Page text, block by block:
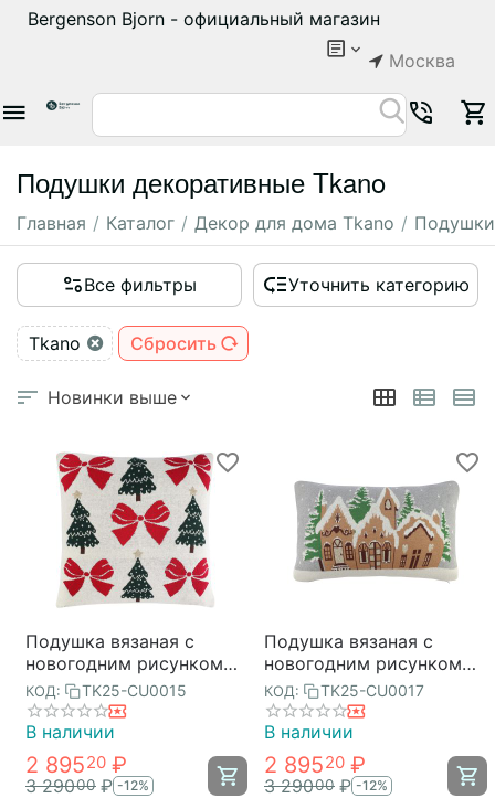
Bergenson Bjorn - официальный магазин
Москва
Подушки декоративные Tkano
Главная / Каталог / Декор для дома Tkano /
Все фильтры Уточнить категорию
Tkano Сбросить
Новинки выше
Подушка вязаная с
новогодним рисунком
Christmas Bows из
коллекции New Year
Essential, 45x45 см,
Tkano
КОД: TK25-CU0015
В наличии
2 89520 ₽
3 29000 ₽ -12%
Подушка вязаная с
новогодним рисунком
Christmas Village из
коллекции New Year
Essential, 40x60 см,
Tkano
КОД: TK25-CU0017
В наличии
2 89520 ₽
3 29000 ₽ -12%